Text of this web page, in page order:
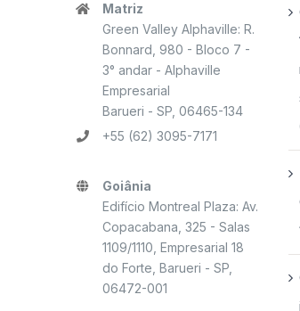
Matriz
Green Valley Alphaville: R.
Bonnard, 980 - Bloco 7 -
3° andar - Alphaville
Empresarial
Barueri - SP, 06465-134
+55 (62) 3095-7171
Goiânia
Edifício Montreal Plaza: Av.
Copacabana, 325 - Salas
1109/1110, Empresarial 18
do Forte, Barueri - SP,
06472-001